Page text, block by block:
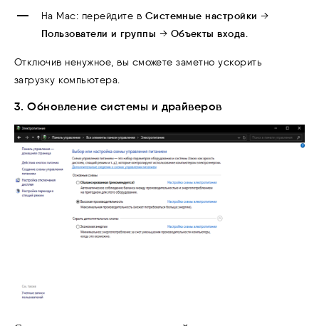
На Mac: перейдите в Системные настройки →
Пользователи и группы → Объекты входа.
Отключив ненужное, вы сможете заметно ускорить
загрузку компьютера.
3. Обновление системы и драйверов